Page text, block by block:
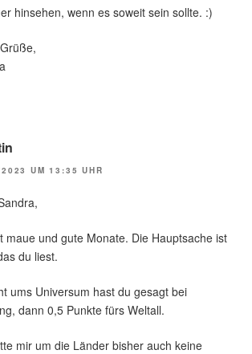
hinsehen, wenn es soweit sein sollte. :)
UM 13:35 UHR
maue und gute Monate. Die Hauptsache ist
du liest.
ums Universum hast du gesagt bei
dann 0,5 Punkte fürs Weltall.
mir um die Länder bisher auch keine